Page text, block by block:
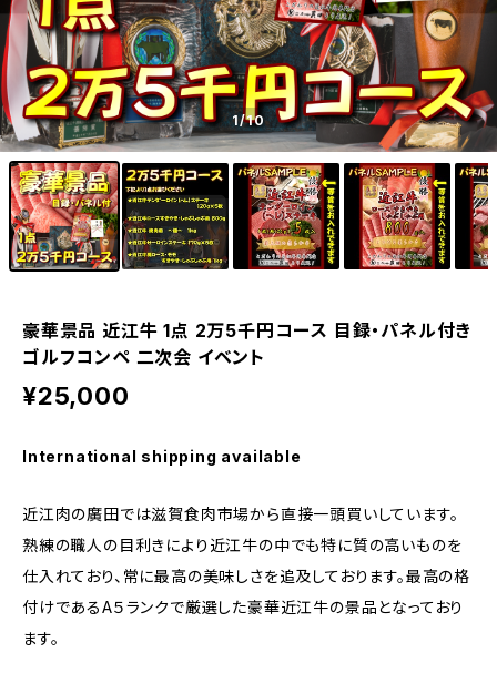
1/10
豪華景品 近江牛 1点 2万5千円コース 目録・パネル付き
ゴルフコンペ 二次会 イベント
¥25,000
International shipping available
近江肉の廣田では滋賀食肉市場から直接一頭買いしています。
熟練の職人の目利きにより近江牛の中でも特に質の高いものを
仕入れており、常に最高の美味しさを追及しております。最高の格
付けであるA５ランクで厳選した豪華近江牛の景品となっており
ます。